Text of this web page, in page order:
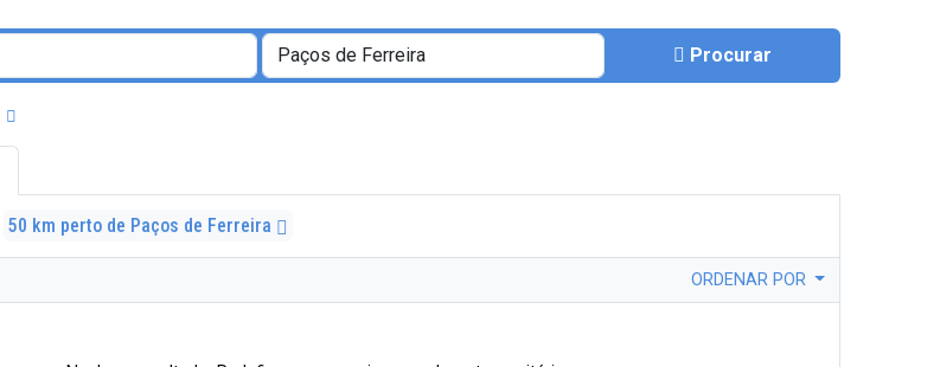
Procurar
50 km perto de Paços de Ferreira
ORDENAR POR